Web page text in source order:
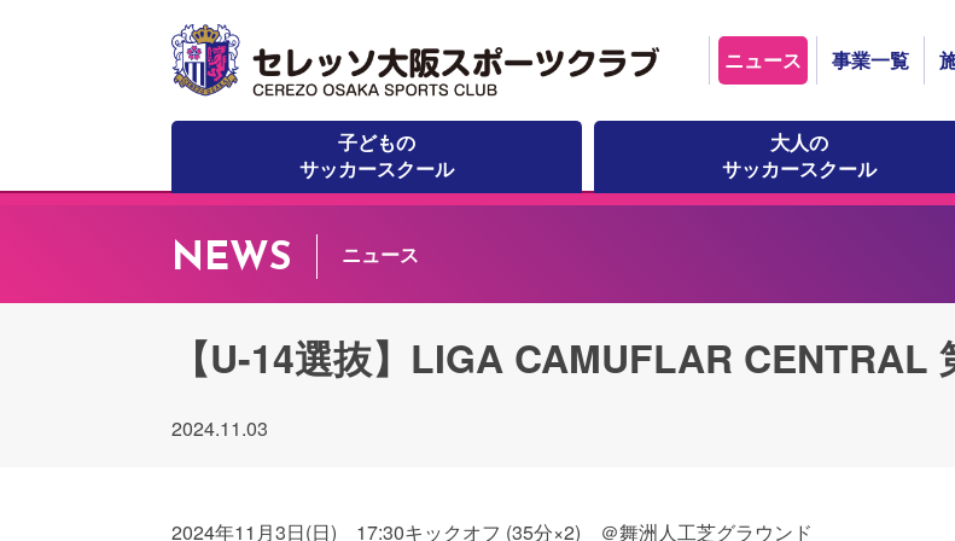
ニュース 事業一覧
子どもの
サッカースクール
大人の
サッカースクール
NEWS ニュース
【U-14選抜】LIGA CAMUFLAR CENTRAL
2024.11.03
2024年11月3日(日) 17:30キックオフ (35分×2) ＠舞洲人工芝グラウンド